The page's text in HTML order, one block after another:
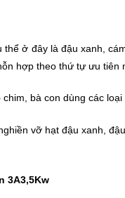
ở đây là đậu xanh,
hợp theo thứ tự ưu tiên
bà con dùng các
vỡ hạt đậu xanh,
3A3,5Kw